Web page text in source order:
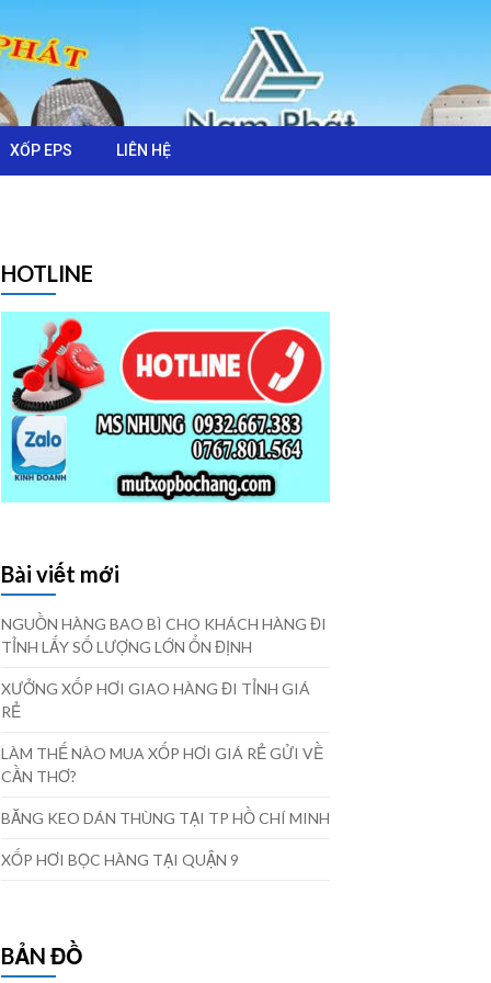
XỐP EPS LIÊN HỆ
HOTLINE
Bài viết mới
NGUỒN HÀNG BAO BÌ CHO KHÁCH HÀNG ĐI
TỈNH LẤY SỐ LƯỢNG LỚN ỔN ĐỊNH
XƯỞNG XỐP HƠI GIAO HÀNG ĐI TỈNH GIÁ
RẺ
LÀM THẾ NÀO MUA XỐP HƠI GIÁ RẺ GỬI VỀ
CẦN THƠ?
BĂNG KEO DÁN THÙNG TẠI TP HỒ CHÍ MINH
XỐP HƠI BỌC HÀNG TẠI QUẬN 9
BẢN ĐỒ